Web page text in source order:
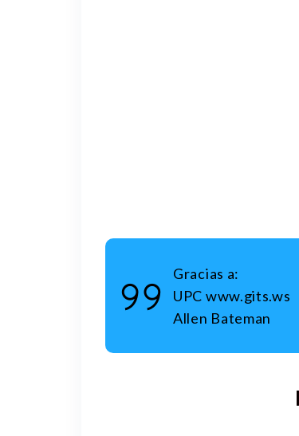
Gracias a:
UPC www.gits.ws
Allen Bateman